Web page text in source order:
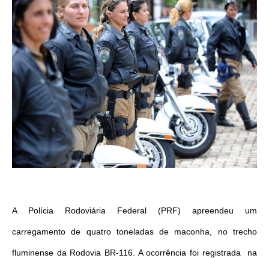
A Polícia Rodoviária Federal (PRF) apreendeu um
carregamento de quatro toneladas de maconha, no trecho
fluminense da Rodovia BR-116. A ocorrência foi registrada na